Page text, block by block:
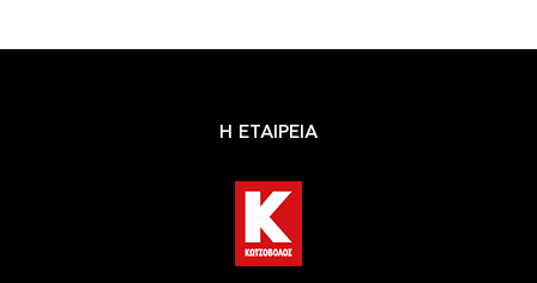
Η ΕΤΑΙΡΕΙΑ